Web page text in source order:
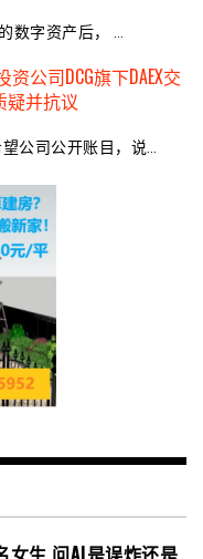
数字资产后， …
资公司DCG旗下DAEX交
疑并抗议
公司公开账目，说…